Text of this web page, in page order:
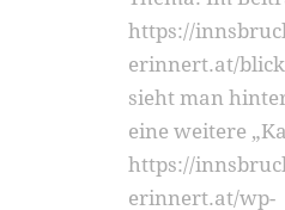
https://
erinnert.at/
sieht man
eine weitere
https://
erinnert.at/wp-